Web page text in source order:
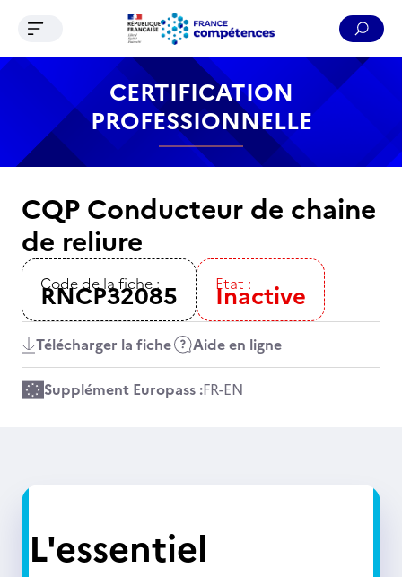
Contenu Recherche Menu Pied de page
Ouvrir le menu de navigation
CERTIFICATION
PROFESSIONNELLE
CQP Conducteur de chaine
de reliure
Code de la fiche :
RNCP32085 Etat :
Inactive
Télécharger la fiche Aide en ligne
Supplément Europass :FR-EN
L'essentiel